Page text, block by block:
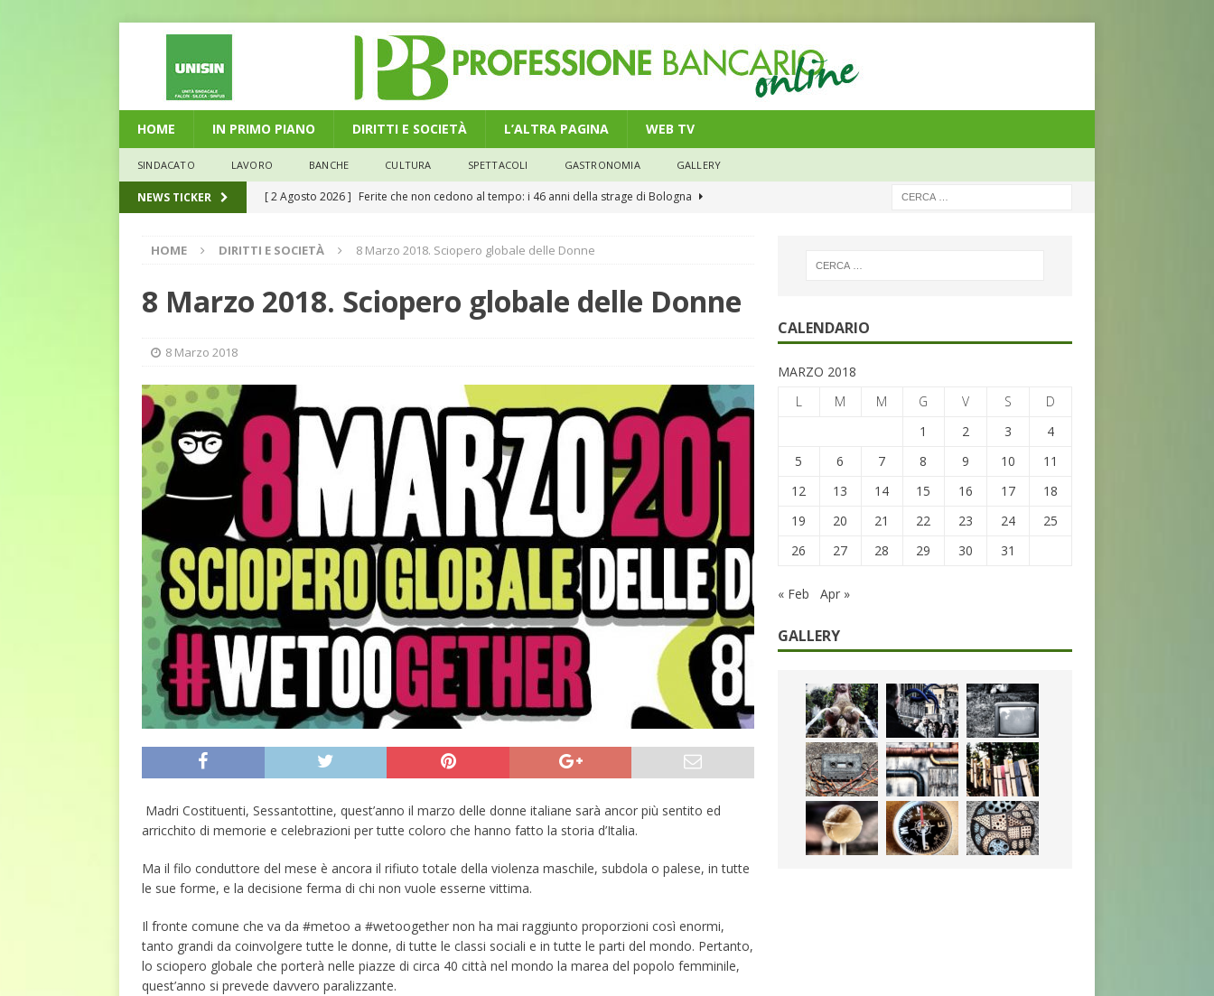
HOME IN PRIMO PIANO DIRITTI E SOCIETÀ L’ALTRA PAGINA WEB TV
SINDACATO LAVORO BANCHE CULTURA SPETTACOLI GASTRONOMIA GALLERY
NEWS TICKER [ 2 Agosto 2026 ] Ferite che non cedono al tempo: i 46 anni della strage di Bologna
[ 29 Luglio 2026 ]
Marche: un modello di equilibrio nel credito. Debiti più leggeri e rate sotto
la media nazionale
ECONOMIA
L’Umbria e il credito: più finanziamenti della media nazionale, ma rate e
euro riguarda, non solo i premi in denaro, ma anche i benefit aziendali
DIRITTI E SOCIETÀ
[ 6 Agosto 2026 ]
Estate e caregiver: la sfida quotidiana dell’assistenza tra ferie e rinunce
DIRITTI E SOCIETÀ
HOME DIRITTI E SOCIETÀ 8 Marzo 2018. Sciopero globale delle Donne
8 Marzo 2018. Sciopero globale delle Donne
8 Marzo 2018
Madri Costituenti, Sessantottine, quest’anno il marzo delle donne italiane sarà ancor più sentito ed
arricchito di memorie e celebrazioni per tutte coloro che hanno fatto la storia d’Italia.
Ma il filo conduttore del mese è ancora il rifiuto totale della violenza maschile, subdola o palese, in tutte
le sue forme, e la decisione ferma di chi non vuole esserne vittima.
Il fronte comune che va da #metoo a #wetoogether non ha mai raggiunto proporzioni così enormi,
tanto grandi da coinvolgere tutte le donne, di tutte le classi sociali e in tutte le parti del mondo. Pertanto,
lo sciopero globale che porterà nelle piazze di circa 40 città nel mondo la marea del popolo femminile,
quest’anno si prevede davvero paralizzante.
CALENDARIO
MARZO 2018
L
M M G V S
D
1
2 3
4
5
6 7 8 9 10
11
12
13 14 15 16 17
18
19
20 21 22 23 24
25
26
27 28 29 30 31
« Feb Apr »
GALLERY